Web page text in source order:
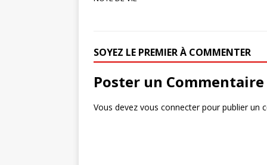
o
o
k
r
SOYEZ LE PREMIER À COMMENTER
Poster un Commentaire
Vous devez vous connecterpour publier un